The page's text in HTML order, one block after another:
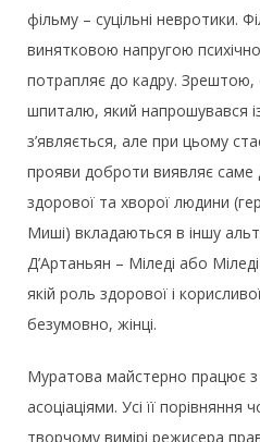
фільму – суцільні невротики.
винятковою напругою
потрапляє до кадру. Зрештою,
шпиталю, який напрошувався
з’являється, але при цьому
прояви доброти виявляє саме
здорової та хворої людини
Миші) вкладаються в іншу
Д’Артаньян – Міледі або
якій роль здорової і
безумовно, жінці.
Муратова майстерно працює з
асоціаціями. Усі її порівняння
творчому вимірі режисера